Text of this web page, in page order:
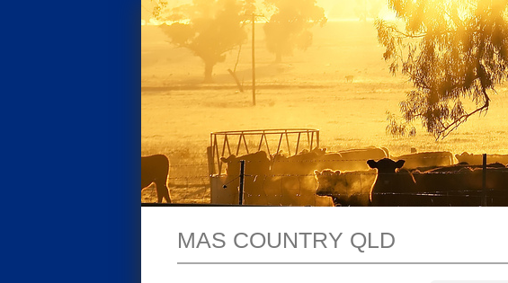
MAS COUNTRY QLD